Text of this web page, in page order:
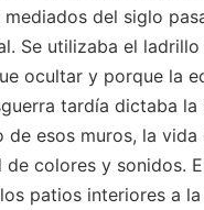
del siglo
Se utilizaba el
ocultar y porque la
tardía dictaba la
de esos muros, la vida
de colores y sonidos.
patios interiores a